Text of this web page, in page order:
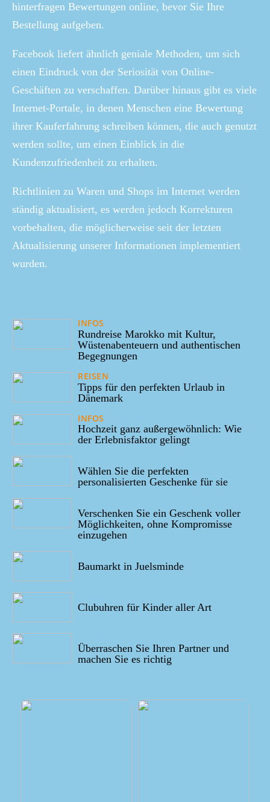
hinterfragen Bewertungen online, bevor Sie Ihre
Bestellung aufgeben.
Facebook liefert ähnlich geniale Methoden, um sich
einen Eindruck von der Seriosität von Online-
Geschäften zu verschaffen. Darüber hinaus gibt es viele
Internet-Portale, in denen Menschen eine Bewertung
ihrer Kauferfahrung schreiben können, die auch genutzt
werden sollte, um einen Einblick in die
Kundenzufriedenheit zu erhalten.
Richtlinien zu Waren und Shops im Internet werden
ständig aktualisiert, es werden jedoch Korrekturen
vorbehalten, die möglicherweise seit der letzten
Aktualisierung unserer Informationen implementiert
wurden.
INFOS
Rundreise Marokko mit Kultur,
Wüstenabenteuern und authentischen
Begegnungen
REISEN
Tipps für den perfekten Urlaub in
Dänemark
INFOS
Hochzeit ganz außergewöhnlich: Wie
der Erlebnisfaktor gelingt
Wählen Sie die perfekten
personalisierten Geschenke für sie
Verschenken Sie ein Geschenk voller
Möglichkeiten, ohne Kompromisse
einzugehen
Baumarkt in Juelsminde
Clubuhren für Kinder aller Art
Überraschen Sie Ihren Partner und
machen Sie es richtig